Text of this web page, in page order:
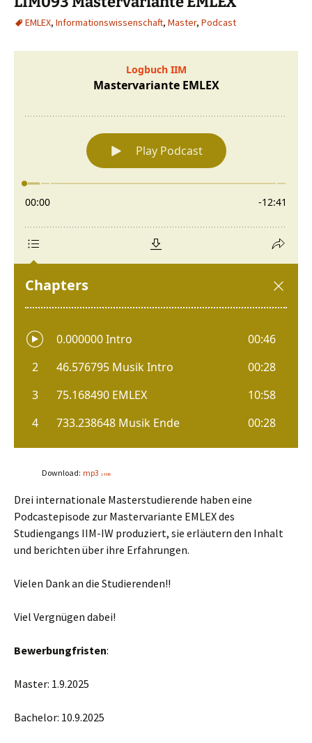
EMLEX, Informationswissenschaft, Master, Podcast
Download: mp3 14 MB
Drei internationale Masterstudierende haben eine
Podcastepisode zur Mastervariante EMLEX des
Studiengangs IIM-IW produziert, sie erläutern den Inhalt
und berichten über ihre Erfahrungen.
Vielen Dank an die Studierenden!!
Viel Vergnügen dabei!
Bewerbungfristen:
Master: 1.9.2025
Bachelor: 10.9.2025